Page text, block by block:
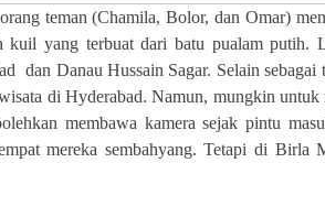
teman (Chamila, Bolor, dan Omar)
kuil yang terbuat dari batu pualam putih.
dan Danau Hussain Sagar. Selain
di Hyderabad. Namun, mungkin untuk
membawa kamera sejak pintu
mereka sembahyang. Tetapi di Birla